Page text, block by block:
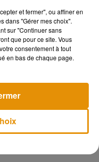
quelques années,
et fermer", ou affiner en
dans "Gérer mes choix".
sur "Continuer sans
que pour ce site. Vous
consentement à tout
en bas de chaque page.